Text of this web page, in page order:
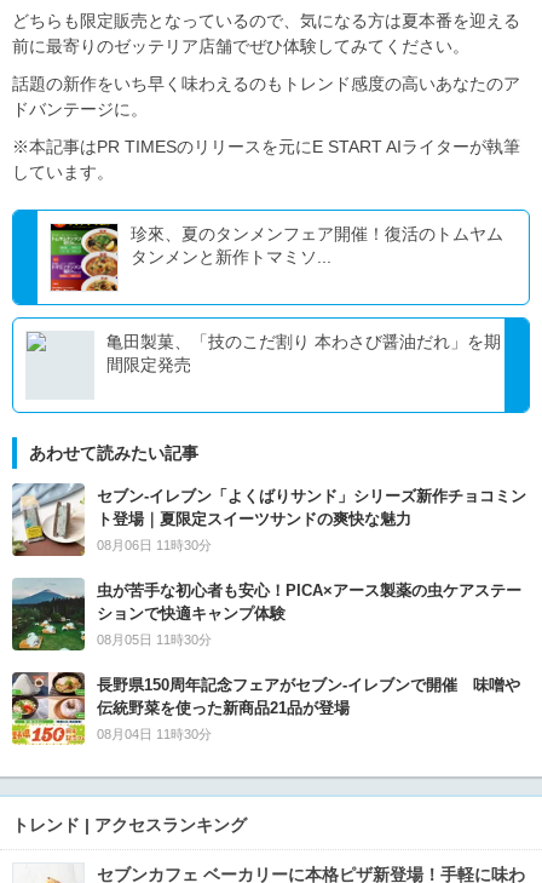
どちらも限定販売となっているので、気になる方は夏本番を迎える
前に最寄りのゼッテリア店舗でぜひ体験してみてください。
話題の新作をいち早く味わえるのもトレンド感度の高いあなたのア
ドバンテージに。
※本記事はPR TIMESのリリースを元にE START AIライターが執筆
しています。
珍來、夏のタンメンフェア開催！復活のトムヤム
タンメンと新作トマミソ...
亀田製菓、「技のこだ割り 本わさび醤油だれ」を期
間限定発売
あわせて読みたい記事
セブン‐イレブン「よくばりサンド」シリーズ新作チョコミン
ト登場｜夏限定スイーツサンドの爽快な魅力
08月06日 11時30分
虫が苦手な初心者も安心！PICA×アース製薬の虫ケアステー
ションで快適キャンプ体験
08月05日 11時30分
長野県150周年記念フェアがセブン-イレブンで開催 味噌や
伝統野菜を使った新商品21品が登場
08月04日 11時30分
トレンド | アクセスランキング
セブンカフェ ベーカリーに本格ピザ新登場！手軽に味わ